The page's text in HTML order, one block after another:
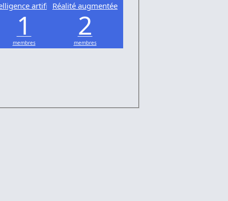
artificielle
1
membres
Réalité augmentée
2
membres